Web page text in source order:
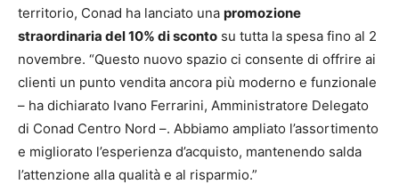
territorio, Conad ha lanciato una promozione
straordinaria del 10% di sconto su tutta la spesa fino al 2
novembre. “Questo nuovo spazio ci consente di offrire ai
clienti un punto vendita ancora più moderno e funzionale
– ha dichiarato Ivano Ferrarini, Amministratore Delegato
di Conad Centro Nord –. Abbiamo ampliato l’assortimento
e migliorato l’esperienza d’acquisto, mantenendo salda
l’attenzione alla qualità e al risparmio.”